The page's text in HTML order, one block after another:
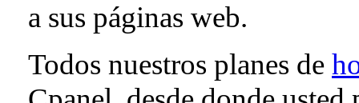
a sus páginas web.
Todos nuestros planes de